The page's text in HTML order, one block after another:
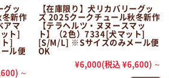
グッ
冬新作
アマ
ト]
]
ル便
～
【在庫限り】犬リカバリーグッ
ズ 2025クークチュール秋冬新作
【テラヘルツ・ヌヌースマッ
ト】（2色）7334[犬マット]
[S/M/L] ※Sサイズのみメール便
OK
¥6,000(税込 ¥6,600) ～